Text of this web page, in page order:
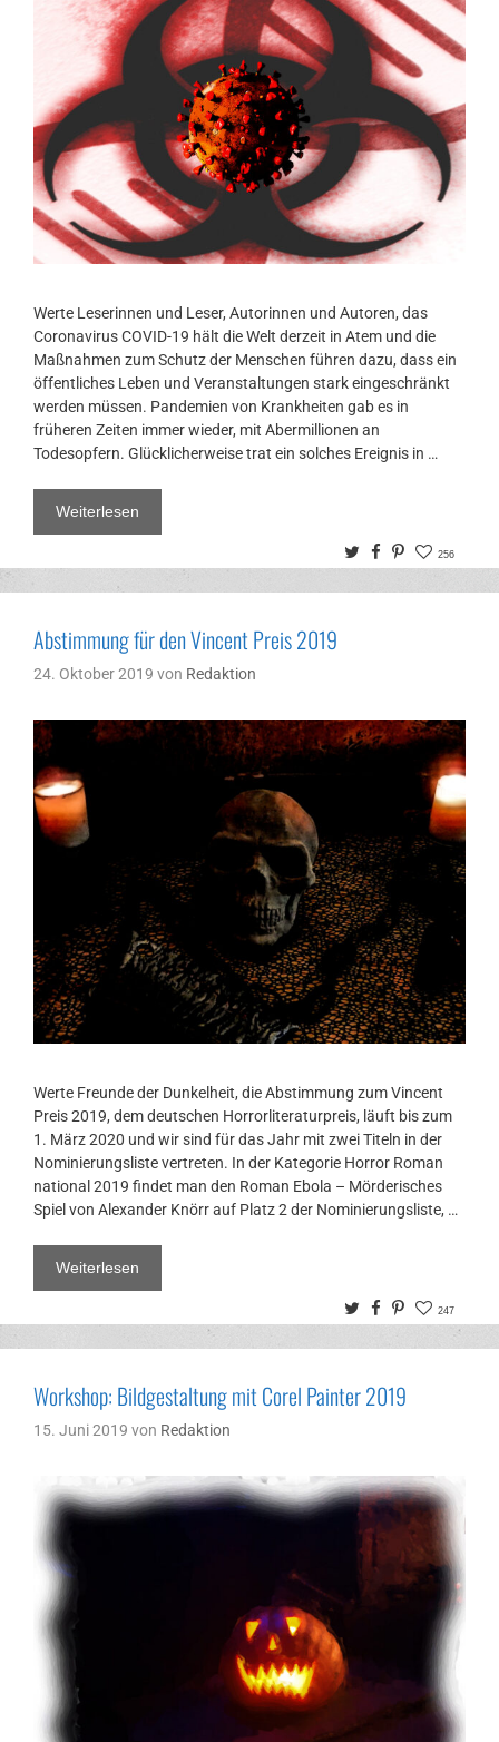
Werte Leserinnen und Leser, Autorinnen und Autoren, das
Coronavirus COVID-19 hält die Welt derzeit in Atem und die
Maßnahmen zum Schutz der Menschen führen dazu, dass ein
öffentliches Leben und Veranstaltungen stark eingeschränkt
werden müssen. Pandemien von Krankheiten gab es in
früheren Zeiten immer wieder, mit Abermillionen an
Todesopfern. Glücklicherweise trat ein solches Ereignis in …
Weiterlesen
TwitterFacebook
Pinterest
256
Abstimmung für den Vincent Preis 2019
24. Oktober 2019 von Redaktion
Werte Freunde der Dunkelheit, die Abstimmung zum Vincent
Preis 2019, dem deutschen Horrorliteraturpreis, läuft bis zum
1. März 2020 und wir sind für das Jahr mit zwei Titeln in der
Nominierungsliste vertreten. In der Kategorie Horror Roman
national 2019 findet man den Roman Ebola – Mörderisches
Spiel von Alexander Knörr auf Platz 2 der Nominierungsliste, …
Weiterlesen
TwitterFacebook
Pinterest
247
Workshop: Bildgestaltung mit Corel Painter 2019
15. Juni 2019 von Redaktion